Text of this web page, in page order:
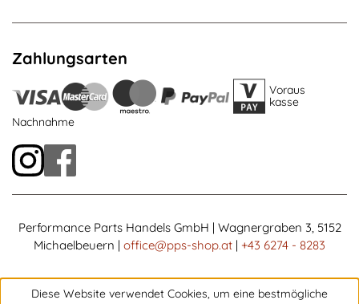
Zahlungsarten
Voraus
kasse
Nachnahme
Performance Parts Handels GmbH | Wagnergraben 3, 5152
Michaelbeuern | office@pps-shop.at | +43 6274 - 8283
Diese Website verwendet Cookies, um eine bestmögliche